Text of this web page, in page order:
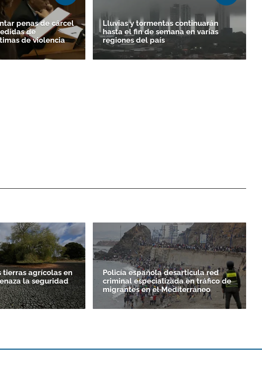
penas de cárcel
de
de violencia
Lluvias y tormentas continuarán
hasta el fin de semana en varias
regiones del país
tierras agrícolas en
la seguridad
Policía española desarticula red
criminal especializada en tráfico de
migrantes en el Mediterráneo